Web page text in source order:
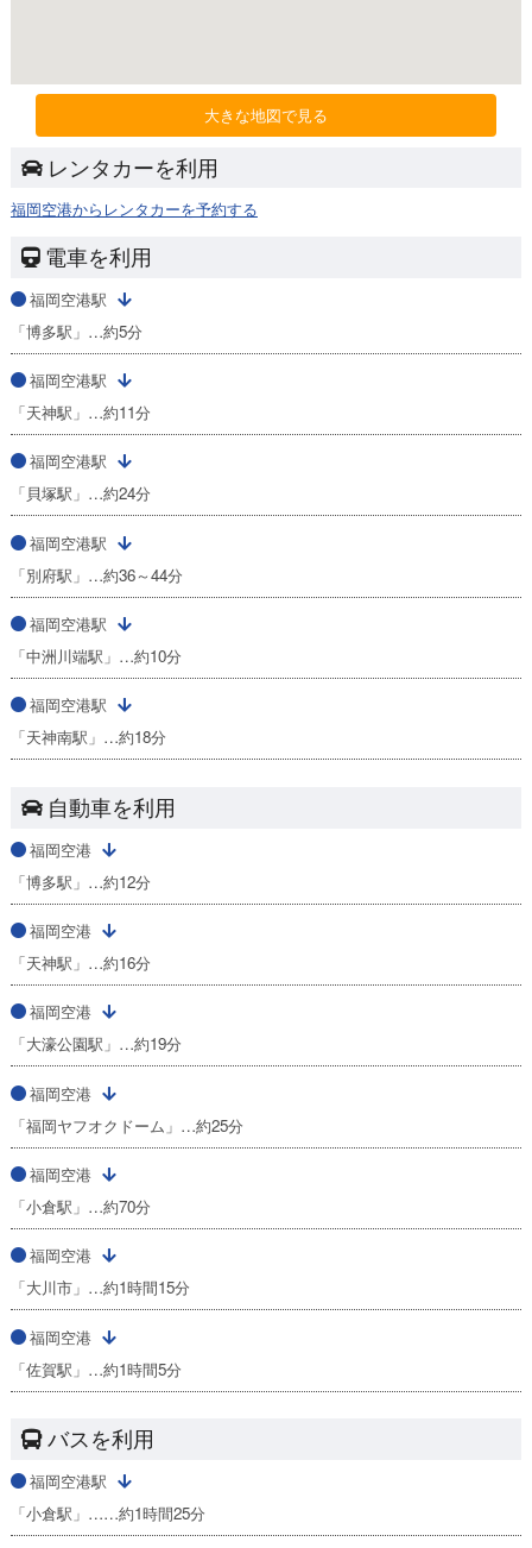
大きな地図で見る
レンタカーを利用
福岡空港からレンタカーを予約する
電車を利用
福岡空港駅
「博多駅」…約5分
福岡空港駅
「天神駅」…約11分
福岡空港駅
「貝塚駅」…約24分
福岡空港駅
「別府駅」…約36～44分
福岡空港駅
「中洲川端駅」…約10分
福岡空港駅
「天神南駅」…約18分
自動車を利用
福岡空港
「博多駅」…約12分
福岡空港
「天神駅」…約16分
福岡空港
「大濠公園駅」…約19分
福岡空港
「福岡ヤフオクドーム」…約25分
福岡空港
「小倉駅」…約70分
福岡空港
「大川市」…約1時間15分
福岡空港
「佐賀駅」…約1時間5分
バスを利用
福岡空港駅
「小倉駅」……約1時間25分